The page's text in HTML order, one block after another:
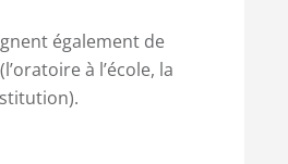
également de
à l’école, la